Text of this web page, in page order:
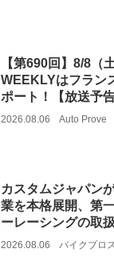
【第690回】8/8（
WEEKLYはフラン
ポート！【放送予告
2026.08.06 Auto Prove
カスタムジャパン
業を本格展開、第
ーレーシングの取
2026.08.06 バイクブロ